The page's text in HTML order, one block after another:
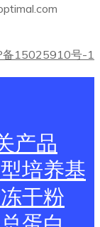
备15025910号-1
产品
培养基
干粉